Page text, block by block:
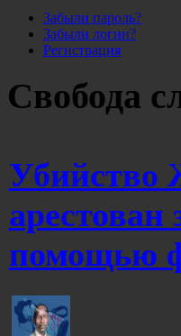
Забыли пароль?
Забыли логин?
Регистрация
Свобода
Убийство
арестован
помощью